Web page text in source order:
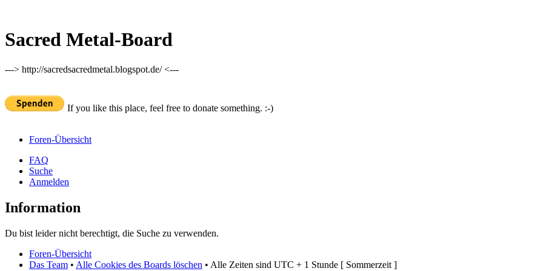
Sacred Metal-Board
---> http://sacredsacredmetal.blogspot.de/ <---
If you like this place, feel free to donate something. :-)
Foren-Übersicht
FAQ
Suche
Anmelden
Information
Du bist leider nicht berechtigt, die Suche zu verwenden.
Foren-Übersicht
Das Team • Alle Cookies des Boards löschen • Alle Zeiten sind UTC + 1 Stunde [ Sommerzeit ]